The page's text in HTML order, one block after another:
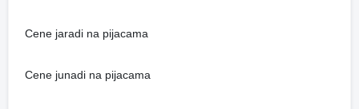
Cene jaradi na pijacama
Cene junadi na pijacama